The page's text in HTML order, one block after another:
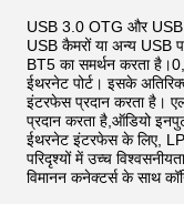
USB 3.0 OTG और
USB कैमरों या अन्य USB
BT5 का समर्थन करता
ईथरनेट पोर्ट। इसके
इंटरफेस प्रदान करता है।
प्रदान करता है,ऑडियो
ईथरनेट इंटरफेस के लिए,
परिदृश्यों में उच्च
विमानन कनेक्टर्स के साथ